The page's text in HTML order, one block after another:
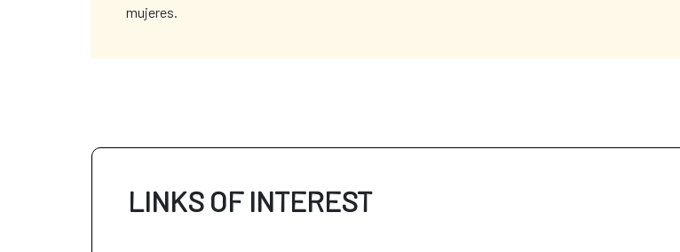
mujeres.
LINKS OF INTEREST